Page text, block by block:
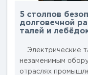
5 столпов
долговечной
талей и
Электрические
незаменимым
отраслях